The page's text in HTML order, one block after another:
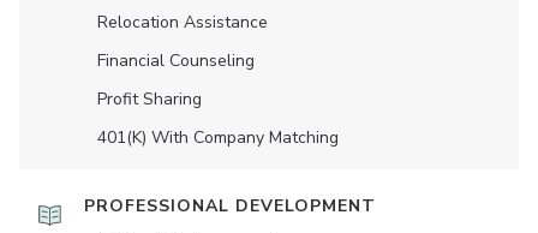
Relocation Assistance
Financial Counseling
Profit Sharing
401(K) With Company Matching
PROFESSIONAL DEVELOPMENT